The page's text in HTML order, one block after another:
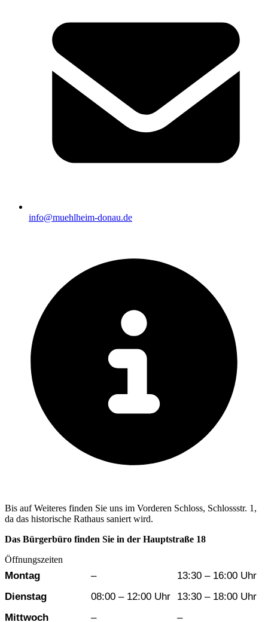
info@muehlheim-donau.de
Bis auf Weiteres finden Sie uns im Vorderen Schloss, Schlossstr. 1,
da das historische Rathaus saniert wird.
Das Bürgerbüro finden Sie in der Hauptstraße 18
Öffnungszeiten
Wochentag Vormittag
Montag –
13:30 – 16:00 Uhr
Dienstag
08:00 – 12:00 Uhr
13:30 – 18:00 Uhr
Mittwoch
–
–